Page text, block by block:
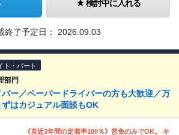
検討中に入れる
終了予定日： 2026.09.03
ト・パート
部門
ー／ペーパードライバーの方も大歓迎／万
はカジュアル面談もOK
《直近3年間の定着率100％》普免のみでOK。 キ